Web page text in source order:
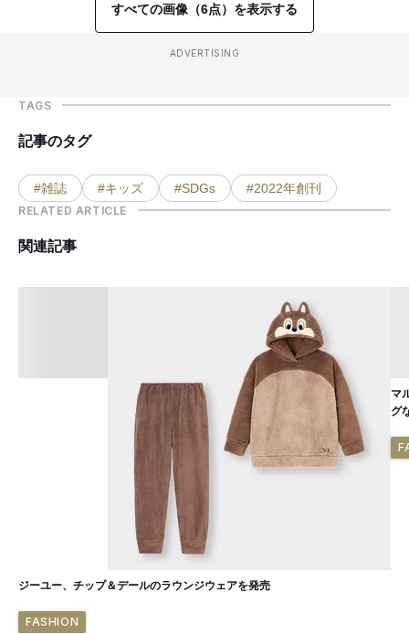
すべての画像（6点）を表示する
ADVERTISING
TAGS
記事のタグ
#雑誌 #キッズ #SDGs #2022年創刊
RELATED ARTICLE
関連記事
ジーユー、チップ＆デールのラウンジウェアを発売
FASHION
マ
グ